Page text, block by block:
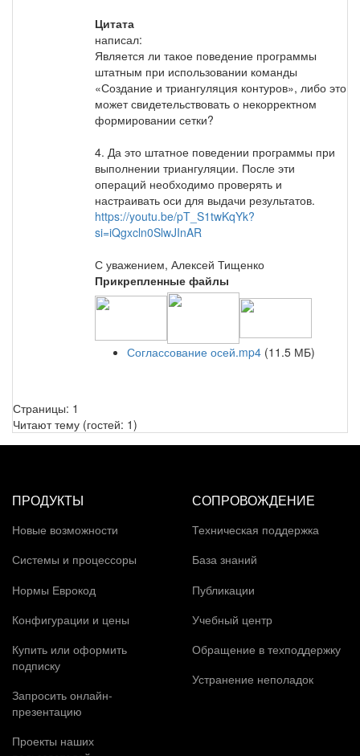
Цитата
написал:
Является ли такое поведение программы
штатным при использовании команды
«Создание и триангуляция контуров», либо это
может свидетельствовать о некорректном
формировании сетки?
4. Да это штатное поведении программы при
выполнении триангуляции. После эти
операций необходимо проверять и
настраивать оси для выдачи результатов.
https://youtu.be/pT_S1twKqYk?
si=iQgxcln0SlwJInAR
С уважением, Алексей Тищенко
Прикрепленные файлы
Соглассование осей.mp4 (11.5 МБ)
Страницы: 1
Читают тему (гостей: 1)
ПРОДУКТЫ
Новые возможности
Системы и процессоры
Нормы Еврокод
Конфигурации и цены
Купить или оформить
подписку
Запросить онлайн-
презентацию
Проекты наших
СОПРОВОЖДЕНИЕ
Техническая поддержка
База знаний
Публикации
Учебный центр
Обращение в техподдержку
Устранение неполадок